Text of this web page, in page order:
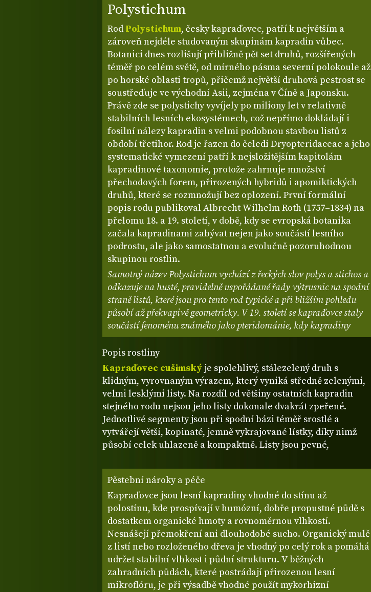
Polystichum
RodPolystichum, česky kapraďovec, patří k největším a
zároveň nejdéle studovaným skupinám kapradin vůbec.
Botanici dnes rozlišují přibližně pět set druhů, rozšířených
téměř po celém světě, od mírného pásma severní polokoule až
po horské oblasti tropů, přičemž největší druhová pestrost se
soustřeďuje ve východní Asii, zejména v Číně a Japonsku.
Právě zde se polystichy vyvíjely po miliony let v relativně
stabilních lesních ekosystémech, což nepřímo dokládají i
fosilní nálezy kapradin s velmi podobnou stavbou listů z
období třetihor. Rod je řazen do čeledi Dryopteridaceae a jeho
systematické vymezení patří k nejsložitějším kapitolám
kapradinové taxonomie, protože zahrnuje množství
přechodových forem, přirozených hybridů i apomiktických
druhů, které se rozmnožují bez oplození. První formální
popis rodu publikoval Albrecht Wilhelm Roth (1757–1834) na
přelomu 18. a 19. století, v době, kdy se evropská botanika
začala kapradinami zabývat nejen jako součástí lesního
podrostu, ale jako samostatnou a evolučně pozoruhodnou
skupinou rostlin.
Samotný název Polystichum vychází z řeckých slov polys a stichos a
odkazuje na husté, pravidelně uspořádané řady výtrusnic na spodní
straně listů, které jsou pro tento rod typické a při bližším pohledu
působí až překvapivě geometricky. V 19. století se kapraďovce staly
součástí fenoménu známého jako pteridománie, kdy kapradiny
Popis rostliny
Kapraďovec cušimský je spolehlivý, stálezelený druh s
klidným, vyrovnaným výrazem, který vyniká středně zelenými,
velmi lesklými listy. Na rozdíl od většiny ostatních kapradin
stejného rodu nejsou jeho listy dokonale dvakrát zpeřené.
Jednotlivé segmenty jsou při spodní bázi téměř srostlé a
vytvářejí větší, kopinaté, jemně vykrajované lístky, díky nimž
působí celek uhlazeně a kompaktně. Listy jsou pevné,
Pěstební nároky a péče
Kapraďovce jsou lesní kapradiny vhodné do stínu až
polostínu, kde prospívají v humózní, dobře propustné půdě s
dostatkem organické hmoty a rovnoměrnou vlhkostí.
Nesnášejí přemokření ani dlouhodobé sucho. Organický mulč
z listí nebo rozloženého dřeva je vhodný po celý rok a pomáhá
udržet stabilní vlhkost i půdní strukturu. V běžných
zahradních půdách, které postrádají přirozenou lesní
mikroflóru, je při výsadbě vhodné použít mykorhizní